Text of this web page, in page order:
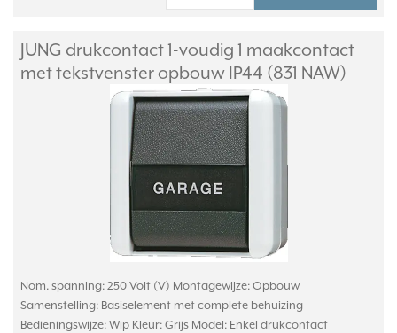
JUNG drukcontact 1-voudig 1 maakcontact
met tekstvenster opbouw IP44 (831 NAW)
Nom. spanning: 250 Volt (V) Montagewijze: Opbouw
Samenstelling: Basiselement met complete behuizing
Bedieningswijze: Wip Kleur: Grijs Model: Enkel drukcontact